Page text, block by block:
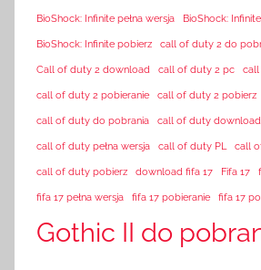
BioShock: Infinite pełna wersja BioShock:
BioShock: Infinite pobierz call of duty 2 do
Call of duty 2 download call of duty 2 pc call
call of duty 2 pobieranie call of duty 2 pobierz
call of duty do pobrania call of duty download
call of duty pełna wersja call of duty PL call
call of duty pobierz download fifa 17 Fifa 17
fifa 17 pełna wersja fifa 17 pobieranie fifa 17
Gothic II do